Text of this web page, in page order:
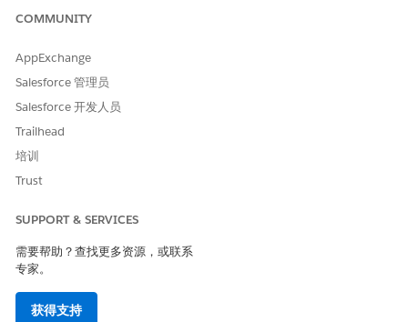
在社区中设置借款人对抵押贷款应用程序的访问权限
信息页面。
适用于抵押贷款的解决方案套件
当您想要连接云时，Salesforce 解决方案套件是您的首选。跨
云解决方案帮助您提供具有影响力的个性化体验，以经济高效的
请与我们共享您的想法，以便我们进行改进！
COMMUNITY
AppExchange
Salesforce 管理员
Salesforce 开发人员
Trailhead
培训
Trust
SUPPORT & SERVICES
需要帮助？查找更多资源，或联系
专家。
获得支持